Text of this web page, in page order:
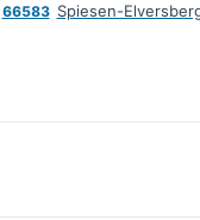
66583 Spiesen-